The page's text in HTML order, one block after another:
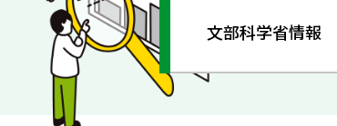
文部科学省情報